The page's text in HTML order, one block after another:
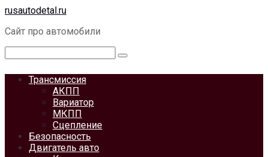
Перейти
контенту
rusautodetal.ru
Сайт про автомобили
Трансмиссия
АКПП
Вариатор
МКПП
Сцепление
Безопасность
Двигатель авто